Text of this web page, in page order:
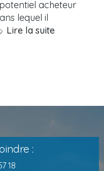
acheteur
lequel il
Lire la suite
:
18